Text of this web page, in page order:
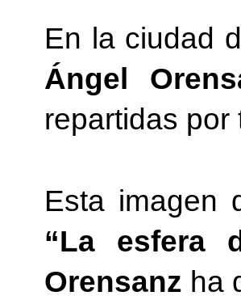
En la ciudad
Ángel
repartidas
Esta imagen
“La esfera
Orensanz ha